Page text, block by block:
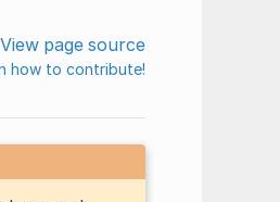
View page source
how to contribute!